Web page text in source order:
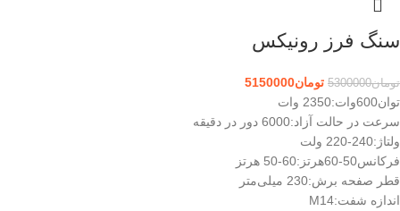
سنگ فرز رونیکس
تومان5300000 تومان5150000
توان600وات:
2350 وات
سرعت در حالت آزاد:6000 دور در دقیقه
ولتاژ:240-220 ولت
فرکانس50-60هرتز:
60-50 هرتز
قطر صفحه برش:230 میلی‌متر
اندازه شفت:M14